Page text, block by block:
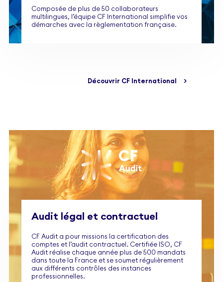
Composée de plus de 50 collaborateurs
multilingues, l’équipe CF International simplifie vos
démarches avec la règlementation française.
Découvrir CF International >
Audit légal et contractuel
CF Audit a pour missions la certification des
comptes et l’audit contractuel. Certifiée ISO, CF
Audit réalise chaque année plus de 500 mandats
dans toute la France et se soumet régulièrement
aux différents contrôles des instances
professionnelles.